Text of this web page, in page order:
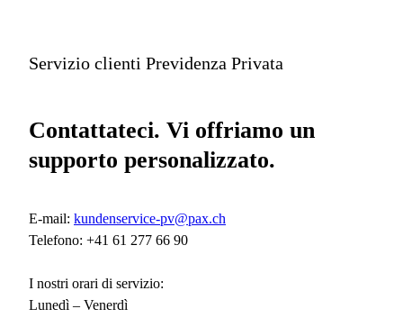
Servizio clienti Previdenza Privata
Contattateci. Vi offriamo un
supporto personalizzato.
E-mail: kundenservice-pv@pax.ch
Telefono: +41 61 277 66 90
I nostri orari di servizio:
Lunedì – Venerdì